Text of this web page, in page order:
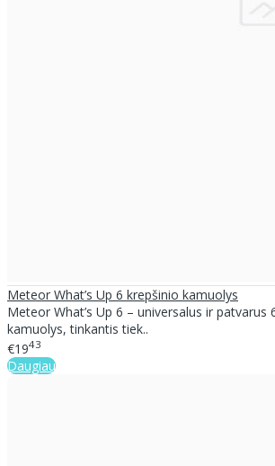
Meteor What’s Up 6 krepšinio kamuolys
Meteor What’s Up 6 – universalus ir patvarus
kamuolys, tinkantis tiek..
€1943
Daugiau